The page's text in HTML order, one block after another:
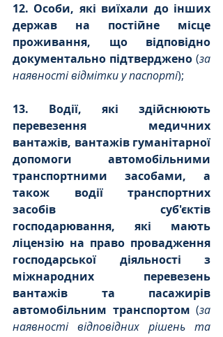
12. Особи, які виїхали до інших
держав на постійне місце
проживання, що відповідно
документально підтверджено (за
наявності відмітки у паспорті);
13. Водії, які здійснюють
перевезення медичних
вантажів, вантажів гуманітарної
допомоги автомобільними
транспортними засобами, а
також водії транспортних
засобів суб'єктів
господарювання, які мають
ліцензію на право провадження
господарської діяльності з
міжнародних перевезень
вантажів та пасажирів
автомобільним транспортом (за
наявності відповідних рішень та